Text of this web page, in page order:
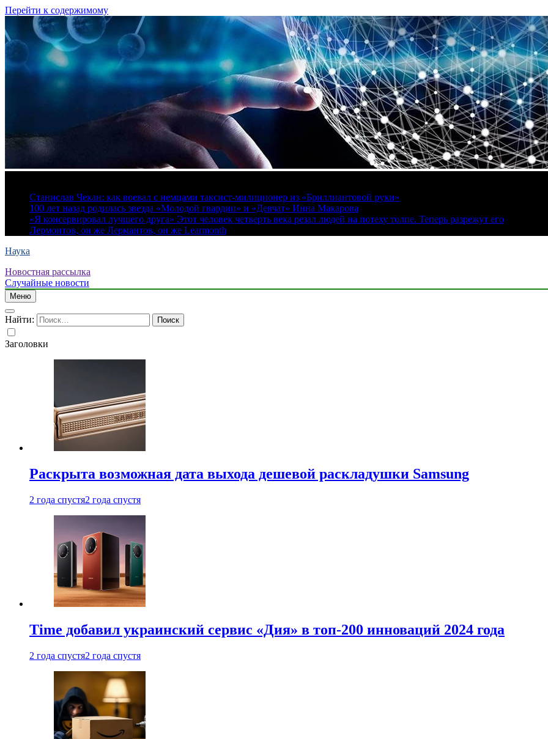
Перейти к содержимому
Станислав Чекан: как воевал с немцами таксист-милиционер из «Бриллиантовой руки»
100 лет назад родилась звезда «Молодой гвардии» и «Девчат» Инна Макарова
«Я консервировал лучшего друга» Этот человек четверть века резал людей на потеху толпе. Теперь разрежут его
Лермонтов, он же Лермантов, он же Learmonth
Наука
Новостная рассылка
Случайные новости
Меню
Найти:
Заголовки
Раскрыта возможная дата выхода дешевой раскладушки Samsung
2 года спустя2 года спустя
Time добавил украинский сервис «Дия» в топ-200 инноваций 2024 года
2 года спустя2 года спустя